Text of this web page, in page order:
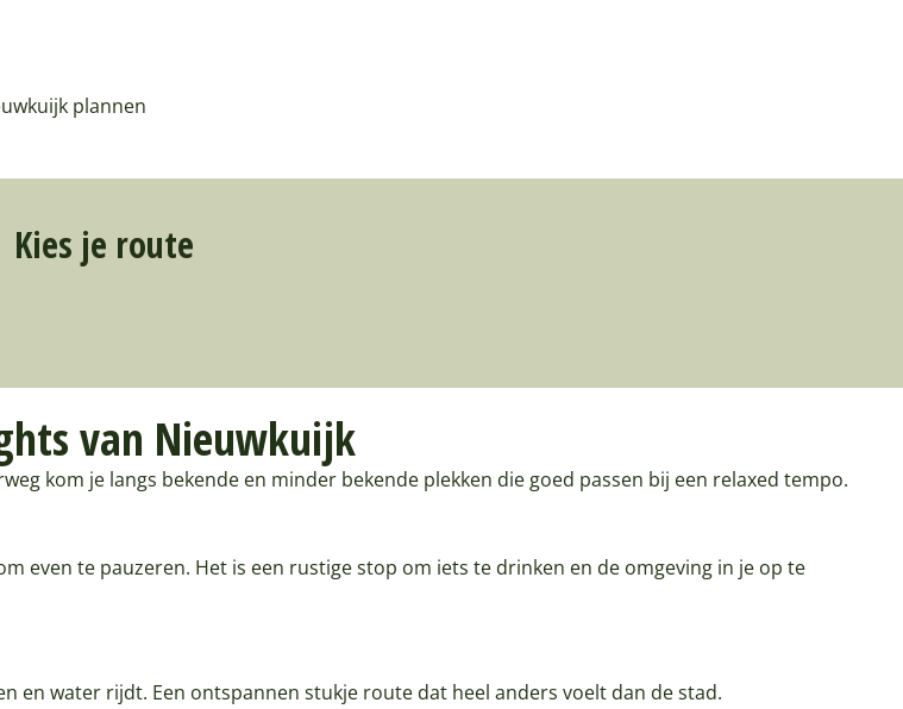
plannen
Kies je route
van Nieuwkuijk
kom je langs bekende en minder bekende plekken die goed passen bij een relaxed tempo.
even te pauzeren. Het is een rustige stop om iets te drinken en de omgeving in je op te
en water rijdt. Een ontspannen stukje route dat heel anders voelt dan de stad.